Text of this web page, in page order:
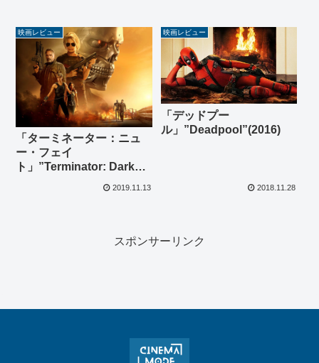
映画レビュー
「ターミネーター：ニュ
ー・フェイ
ト」”Terminator: Dark
2019.11.13
映画レビュー
「デッドプー
ル」”Deadpool”(2016)
2018.11.28
スポンサーリンク